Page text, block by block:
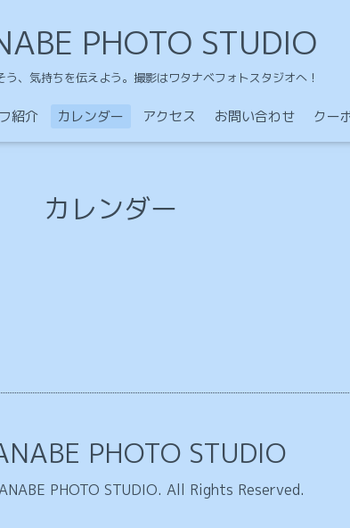
PHOTO STUDIO
う、気持ちを伝えよう。撮影はワタナベフォトスタジオへ！
紹介 カレンダー アクセス お問い合わせ クー
カレンダー
PHOTO STUDIO
PHOTO STUDIO. All Rights Reserved.